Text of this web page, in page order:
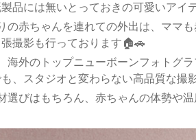
品には無いとっておきの可愛いアイ
の赤ちゃんを連れての外出は、ママ
撮影も行っております🏠🚗
海外のトップニューボーンフォトグ
、スタジオと変わらない高品質な撮
選びはもちろん、赤ちゃんの体勢や